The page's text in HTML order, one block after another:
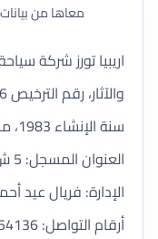
معاها من
اريبيا تورز شركة
الإدارة: فريال عيد